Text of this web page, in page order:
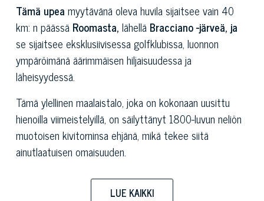
Tämä upea myytävänä oleva huvila sijaitsee vain 40
km: n päässä Roomasta, lähellä Bracciano -järveä, ja
se sijaitsee eksklusiivisessa golfklubissa, luonnon
ympäröimänä äärimmäisen hiljaisuudessa ja
läheisyydessä.
Tämä ylellinen maalaistalo, joka on kokonaan uusittu
hienoilla viimeistelyillä, on säilyttänyt 1800-luvun neliön
muotoisen kivitorninsa ehjänä, mikä tekee siitä
ainutlaatuisen omaisuuden.
Sen ympärillä on 5 000 neliömetrin puisto, ja sen
rakennettu pinta-ala on noin 1 000 neliömetriä. Tärkein
LUE KAIKKI